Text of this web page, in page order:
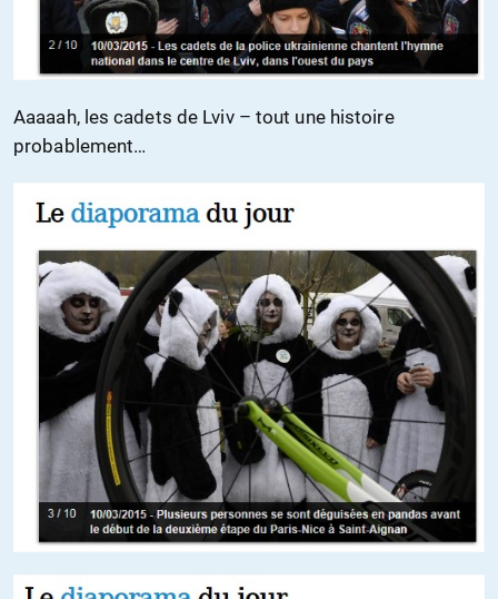
Aaaaah, les cadets de Lviv – tout une histoire
probablement…